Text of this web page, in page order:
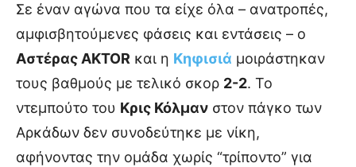
Σε έναν αγώνα που τα είχε όλα – ανατροπές,
αμφισβητούμενες φάσεις και εντάσεις – ο
Αστέρας AKTOR και η Κηφισιά μοιράστηκαν
τους βαθμούς με τελικό σκορ 2-2. Το
ντεμπούτο του Κρις Κόλμαν στον πάγκο των
Αρκάδων δεν συνοδεύτηκε με νίκη,
αφήνοντας την ομάδα χωρίς “τρίποντο” για